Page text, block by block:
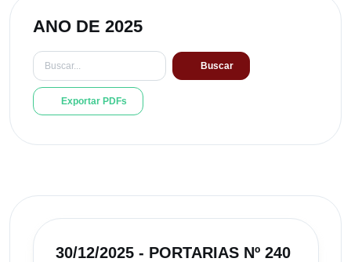
ANO DE 2025
Buscar
Exportar PDFs
30/12/2025 - PORTARIAS Nº 240